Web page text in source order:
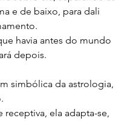
e de baixo, para dali
havia antes do mundo
depois.
simbólica da astrologia,
receptiva, ela adapta-se,